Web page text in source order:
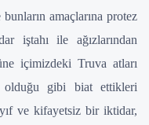
amaçlarına protez
iştahı ile ağızlarından
içimizdeki Truva atları
olduğu gibi biat ettikleri
ve kifayetsiz bir iktidar,